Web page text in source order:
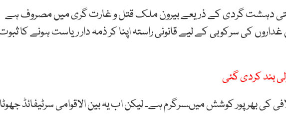
دہشت گردی کے ذریعے بیرون ملک قتل و غارت گری میں مصروف ہے
کی سرکوبی کے لیے قانونی راستہ اپنا کر ذمہ دار ریاست ہونے کا
بند کردی گئی
کی بھرپور کوشش میںسرگرم ہے۔ لیکن اب یہ بین الاقوامی سرٹیفائڈ